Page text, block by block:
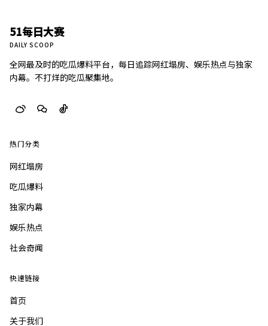
51每日大赛
DAILY SCOOP
全网最及时的吃瓜爆料平台，每日追踪网红塌房、娱乐热点与独家
内幕。不打烊的吃瓜聚集地。
热门分类
网红塌房
吃瓜爆料
独家内幕
娱乐热点
社会奇闻
快速链接
首页
关于我们